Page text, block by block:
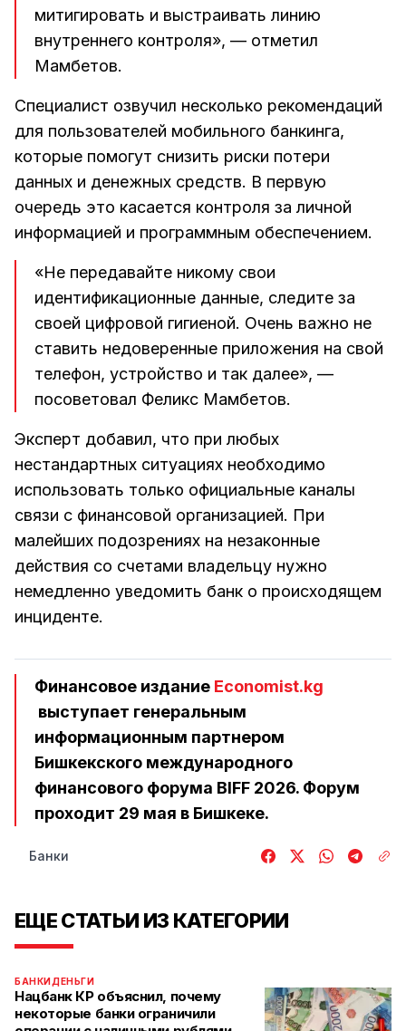
митигировать и выстраивать линию
внутреннего контроля», — отметил
Мамбетов.
Специалист озвучил несколько рекомендаций
для пользователей мобильного банкинга,
которые помогут снизить риски потери
данных и денежных средств. В первую
очередь это касается контроля за личной
информацией и программным обеспечением.
«Не передавайте никому свои
идентификационные данные, следите за
своей цифровой гигиеной. Очень важно не
ставить недоверенные приложения на свой
телефон, устройство и так далее», —
посоветовал Феликс Мамбетов.
Эксперт добавил, что при любых
нестандартных ситуациях необходимо
использовать только официальные каналы
связи с финансовой организацией. При
малейших подозрениях на незаконные
действия со счетами владельцу нужно
немедленно уведомить банк о происходящем
инциденте.
Финансовое издание Economist.kg
выступает генеральным
информационным партнером
Бишкекского международного
финансового форума BIFF 2026. Форум
проходит 29 мая в Бишкеке.
Банки
ЕЩЕ СТАТЬИ ИЗ КАТЕГОРИИ
БАНКИДЕНЬГИ
Нацбанк КР объяснил, почему
некоторые банки ограничили